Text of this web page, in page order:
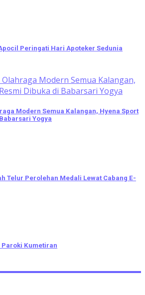
Peringati Hari Apoteker Sedunia
Modern Semua Kalangan, Hyena Sport
Yogya
Telur Perolehan Medali Lewat Cabang E-
Kumetiran